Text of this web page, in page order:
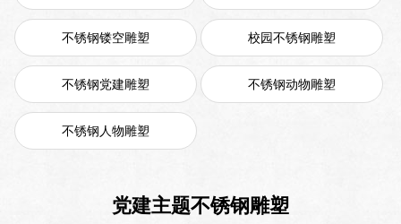
不锈钢镂空雕塑 校园不锈钢雕塑
不锈钢党建雕塑 不锈钢动物雕塑
不锈钢人物雕塑
党建主题不锈钢雕塑